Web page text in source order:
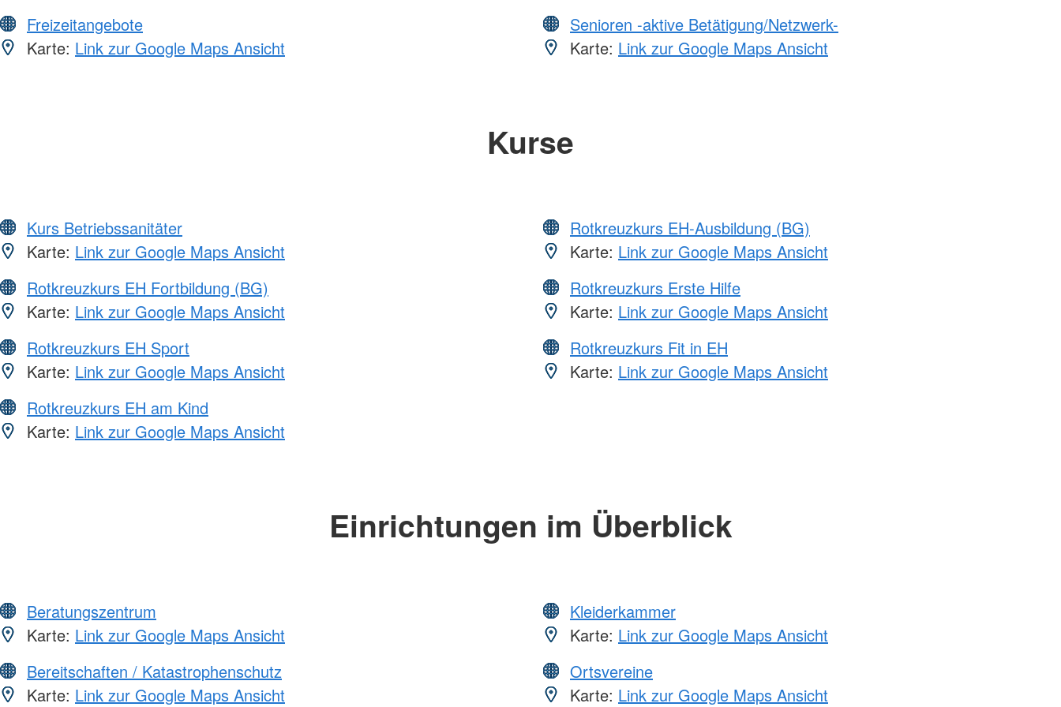
Freizeitangebote
Karte: Link zur Google Maps Ansicht
Senioren -aktive Betätigung/Netzwerk-
Karte: Link zur Google Maps Ansicht
Kurse
Kurs Betriebssanitäter
Karte: Link zur Google Maps Ansicht
Rotkreuzkurs EH Fortbildung (BG)
Karte: Link zur Google Maps Ansicht
Rotkreuzkurs EH Sport
Karte: Link zur Google Maps Ansicht
Rotkreuzkurs EH am Kind
Karte: Link zur Google Maps Ansicht
Rotkreuzkurs EH-Ausbildung (BG)
Karte: Link zur Google Maps Ansicht
Rotkreuzkurs Erste Hilfe
Karte: Link zur Google Maps Ansicht
Rotkreuzkurs Fit in EH
Karte: Link zur Google Maps Ansicht
Einrichtungen im Überblick
Beratungszentrum
Karte: Link zur Google Maps Ansicht
Bereitschaften / Katastrophenschutz
Karte: Link zur Google Maps Ansicht
Kleiderkammer
Karte: Link zur Google Maps Ansicht
Ortsvereine
Karte: Link zur Google Maps Ansicht